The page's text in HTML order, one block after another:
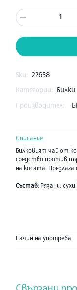
1
Sku: 22658
Категории: Билки
Производител:
Описание
Билковият чай от
средство против
на косата. Предлага
Състав: Рязани,
Начин на употреба